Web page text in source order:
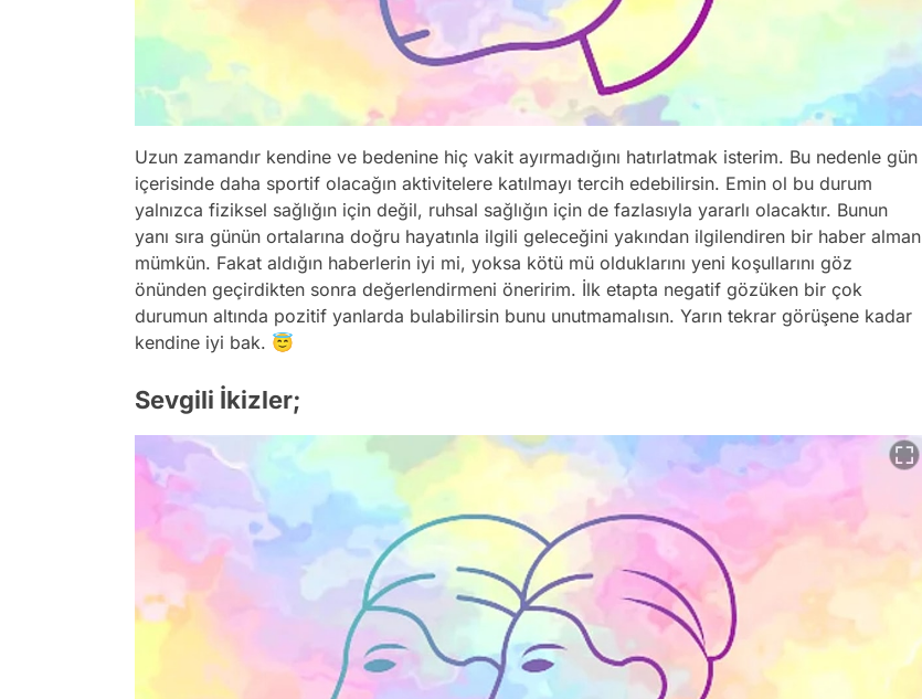
Uzun zamandır kendine ve bedenine hiç vakit ayırmadığını hatırlatmak isterim. Bu nedenle gün
içerisinde daha sportif olacağın aktivitelere katılmayı tercih edebilirsin. Emin ol bu durum
yalnızca fiziksel sağlığın için değil, ruhsal sağlığın için de fazlasıyla yararlı olacaktır. Bunun
yanı sıra günün ortalarına doğru hayatınla ilgili geleceğini yakından ilgilendiren bir haber alman
mümkün. Fakat aldığın haberlerin iyi mi, yoksa kötü mü olduklarını yeni koşullarını göz
önünden geçirdikten sonra değerlendirmeni öneririm. İlk etapta negatif gözüken bir çok
durumun altında pozitif yanlarda bulabilirsin bunu unutmamalısın. Yarın tekrar görüşene kadar
kendine iyi bak. 😇
Sevgili İkizler;